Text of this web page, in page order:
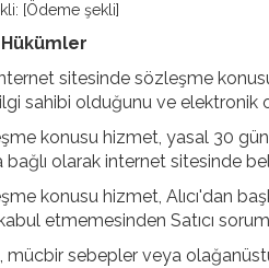
[Ödeme şekli]
internet sitesinde sözleşme
sahibi olduğunu ve elektronik
konusu hizmet, yasal 30
bağlı olarak internet sitesinde
konusu hizmet, Alıcı'dan
etmemesinden Satıcı
mücbir sebepler veya